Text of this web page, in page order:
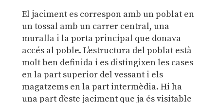
El jaciment es correspon amb un poblat en
un tossal amb un carrer central, una
muralla i la porta principal que donava
accés al poble. L’estructura del poblat està
molt ben definida i es distingixen les cases
en la part superior del vessant i els
magatzems en la part intermèdia. Hi ha
una part d’este jaciment que ja és visitable